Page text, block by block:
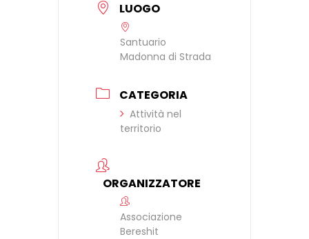
LUOGO
Santuario
Madonna di Strada
CATEGORIA
Attività nel
territorio
ORGANIZZATORE
Associazione
Bereshit